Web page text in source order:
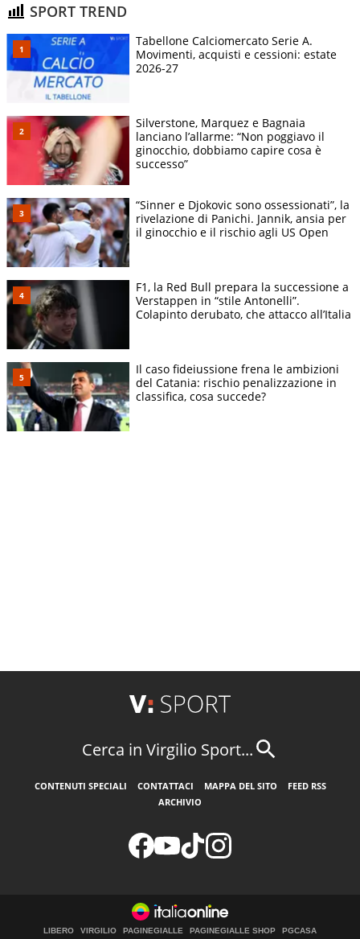
SPORT TREND
Tabellone Calciomercato Serie A.
Movimenti, acquisti e cessioni: estate
2026-27
Silverstone, Marquez e Bagnaia
lanciano l’allarme: “Non poggiavo il
ginocchio, dobbiamo capire cosa è
successo”
“Sinner e Djokovic sono ossessionati”, la
rivelazione di Panichi. Jannik, ansia per
il ginocchio e il rischio agli US Open
F1, la Red Bull prepara la successione a
Verstappen in “stile Antonelli”.
Colapinto derubato, che attacco all’Italia
Il caso fideiussione frena le ambizioni
del Catania: rischio penalizzazione in
classifica, cosa succede?
Cerca in Virgilio Sport...
CONTENUTI SPECIALI CONTATTACI MAPPA DEL SITO
FEED RSS
ARCHIVIO
LIBERO VIRGILIO PAGINEGIALLE PAGINEGIALLE SHOP PGCASA